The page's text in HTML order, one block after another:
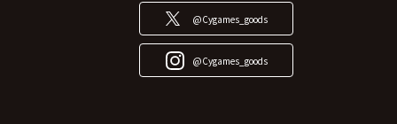
@Cygames_goods
@Cygames_goods